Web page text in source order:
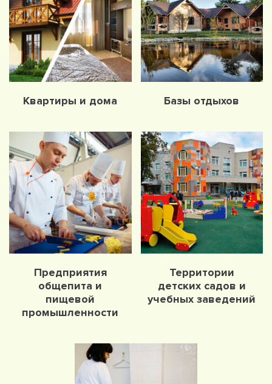
Квартиры и дома Базы отдыхов
Предприятия
общепита и
пищевой
промышленности
Территории
детских садов и
учебных заведений